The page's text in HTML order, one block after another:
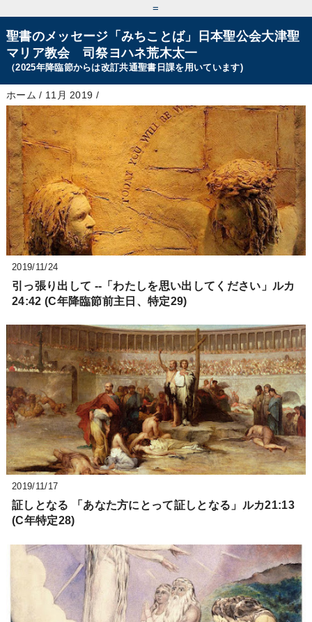
=
聖書のメッセージ「みちことば」日本聖公会大津聖
マリア教会 司祭ヨハネ荒木太一
（2025年降臨節からは改訂共通聖書日課を用いています)
ホーム / 11月 2019 /
2019/11/24
引っ張り出して --「わたしを思い出してください」ルカ
24:42 (C年降臨節前主日、特定29)
2019/11/17
証しとなる 「あなた方にとって証しとなる」ルカ21:13
(C年特定28)